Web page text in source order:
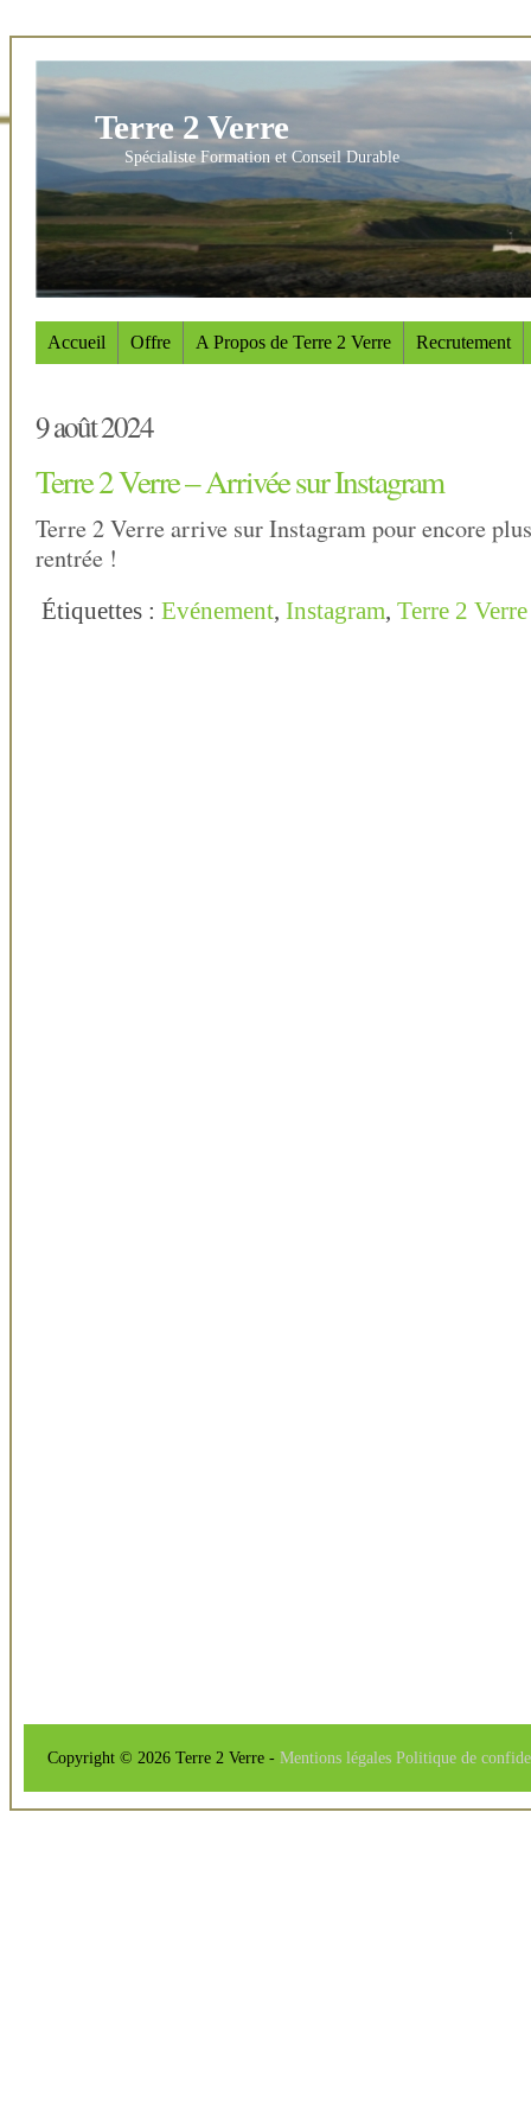
Terre 2 Verre
Spécialiste Formation et Conseil Durable
Accueil Offre A Propos de Terre 2 Verre Recrutement
9 août 2024
Terre 2 Verre – Arrivée sur Instagram
Terre 2 Verre arrive sur Instagram pour encore
rentrée !
Étiquettes : Evénement, Instagram, Terre 2 Verre
Copyright © 2026 Terre 2 Verre - Mentions légales Politique de